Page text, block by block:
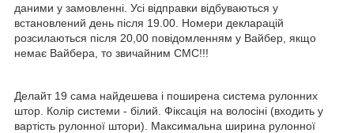
даними у замовленні. Усі відправки відбуваються у
встановлений день після 19.00. Номери декларацій
розсилаються після 20,00 повідомленням у Вайбер, якщо
немає Вайбера, то звичайним СМС!!!
Делайт 19 сама найдешева і поширена система рулонних
штор. Колір системи - білий. Фіксація на волосіні (входить у
вартість рулонної штори). Максимальна ширина рулонної